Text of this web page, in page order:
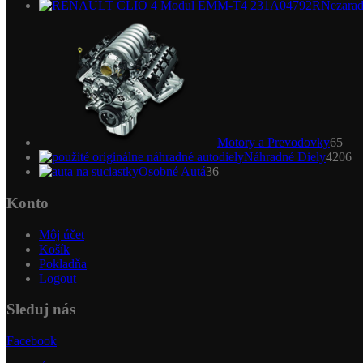
Motory a Prevodovky65
Náhradné Diely4206
Osobné Autá3636
Konto
Môj účet
Košík
Pokladňa
Logout
Sleduj nás
Facebook